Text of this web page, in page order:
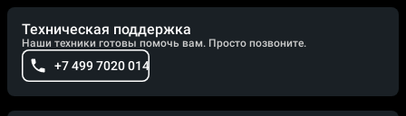
Техническая поддержка
Наши техники готовы помочь вам. Просто позвоните.
+7 499 7020 014